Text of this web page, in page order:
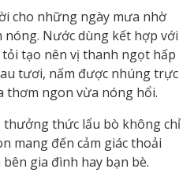
cho những ngày mưa nhờ
nóng. Nước dùng kết hợp với
tạo nên vị thanh ngọt hấp
tươi, nấm được nhúng trực
thơm ngon vừa nóng hổi.
thức lẩu bò không chỉ
mang đến cảm giác thoải
gia đình hay bạn bè.